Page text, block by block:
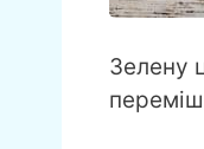
Зелену